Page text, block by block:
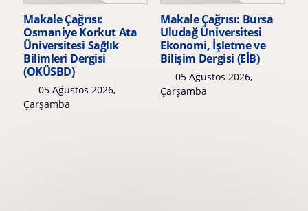
Makale Çağrısı:
Osmaniye Korkut Ata
Üniversitesi Sağlık
Bilimleri Dergisi
(OKÜSBD)
05 Ağustos 2026,
Çarşamba
Makale Çağrısı: Bursa
Uludağ Üniversitesi
Ekonomi, İşletme ve
Bilişim Dergisi (EİB)
05 Ağustos 2026,
Çarşamba